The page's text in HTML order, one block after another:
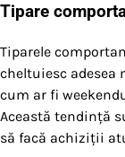
Tipare
Tiparele
cheltuiesc
cum ar fi
Această tendință
să facă achiziții